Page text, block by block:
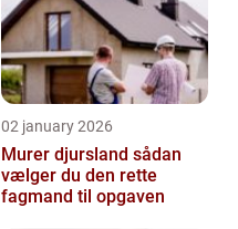
02 january 2026
Murer djursland sådan
vælger du den rette
fagmand til opgaven